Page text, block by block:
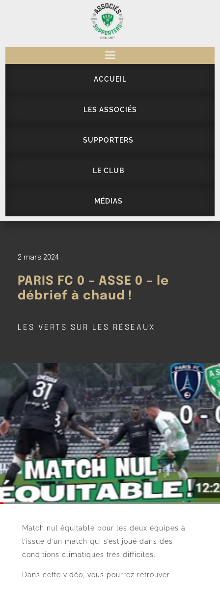
a
ACCUEIL
LES ASSOCIÉS
SUPPORTERS
LE CLUB
MÉDIAS
2 mars 2024
PARIS FC 0 – ASSE 0 – le
débrief à chaud !
LES VERTS SUR LES RÉSEAUX
Match nul équitable pour les deux équipes à
l’issue d’un match qui s’est joué dans des
conditions climatiques très difficiles.
Dans cette vidéo, vous pourrez retrouver :